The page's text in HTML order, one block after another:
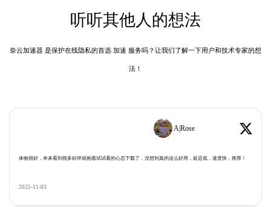
听听其他人的想法
奈云加速器 是保护在线隐私的首选 加速 服务吗？让我们了解一下用户和技术专家的想
法！
A|Rose
体验很好，本来看到很多好评就抱着试试看的心态下载了，没想到真的这么好用，延迟低，速度快，推荐！
2025-11-03